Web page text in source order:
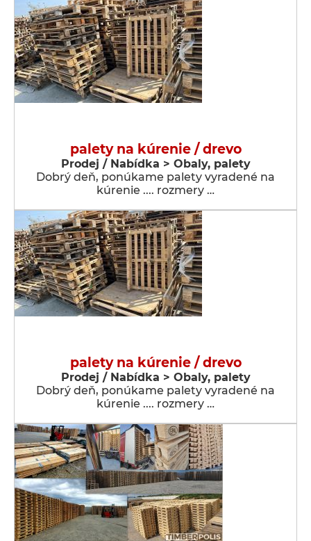
palety na kúrenie / drevo
Prodej / Nabídka > Obaly, palety
Dobrý deň, ponúkame palety vyradené na
kúrenie .... rozmery …
palety na kúrenie / drevo
Prodej / Nabídka > Obaly, palety
Dobrý deň, ponúkame palety vyradené na
kúrenie .... rozmery …